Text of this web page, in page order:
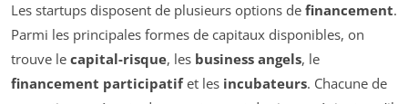
Les startups disposent de plusieurs options de financement.
Parmi les principales formes de capitaux disponibles, on
trouve le capital-risque, les business angels, le
financement participatifet les incubateurs. Chacune de